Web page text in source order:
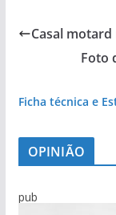
Casal
Foto
Ficha técnica e
OPINIÃO
pub